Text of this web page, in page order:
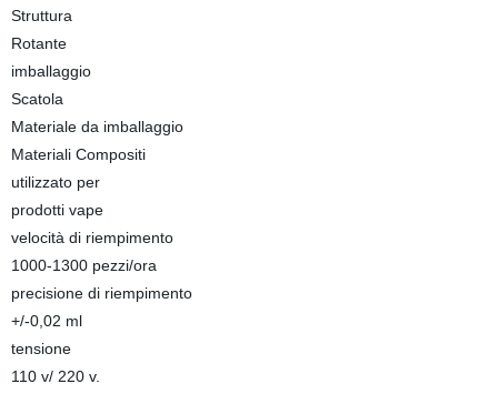
Struttura
Rotante
imballaggio
Scatola
Materiale da imballaggio
Materiali Compositi
utilizzato per
prodotti vape
velocità di riempimento
1000-1300 pezzi/ora
precisione di riempimento
+/-0,02 ml
tensione
110 v/ 220 v.